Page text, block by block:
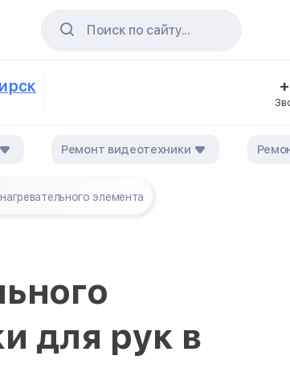
Поиск по сайту...
Ремонт видеотехники
элемента
для рук в